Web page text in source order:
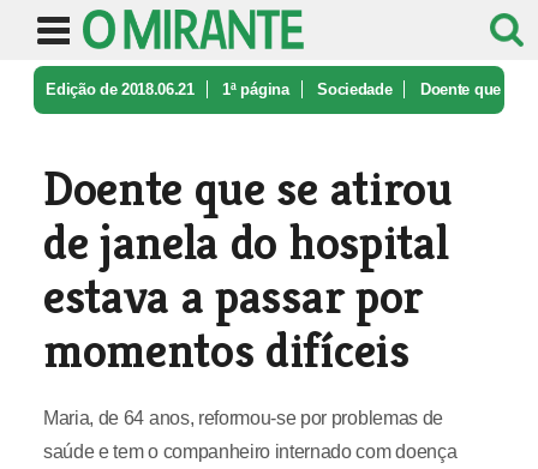
Edição de 2018.06.21 1ª página Sociedade Doente que
Doente que se atirou
de janela do hospital
estava a passar por
momentos difíceis
Maria, de 64 anos, reformou-se por problemas de
saúde e tem o companheiro internado com doença